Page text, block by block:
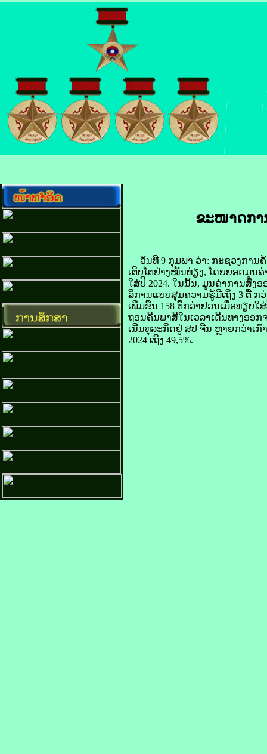
ຂະໜາດ​ກາ
ວັນ​ທີ 9 ກຸມພາ ວ່າ: ກະຊວງ​ການ​ຄ້
ເຕີບ​ໂຕ​ຢ່າງ​ໝັ້ນ​ທ່ຽງ, ໂດຍ​ຍອດ​ມູນ​ຄ່
ໃສ່​ປີ 2024. ໃນ​ນັ້ນ, ມູນ​ຄ່າ​ການ​ສົ່ງ​ອ
ລິການ​ແບບ​ສຸມ​ຄວາມ​ຮູ້​ມີ​ເຖິງ 3 ຕື້ ກວ່
ເພີ່ມ​ຂຶ້ນ 158 ຕື້ກວ່າ​ຢວນ​ເມື່ອ​ທຽບໃ
ຖອນ​ຄືນ​ພາສີ​ໃນ​ເວລາ​ເດີນທາງ​ອອກ​
ເນີນ​ທຸລະ​ກິດ​ຢູ່ ​ສປ ຈີນ​ ຫຼາຍ​ກວ່າ​ເກົ່
2024 ເຖິງ 49,5%.